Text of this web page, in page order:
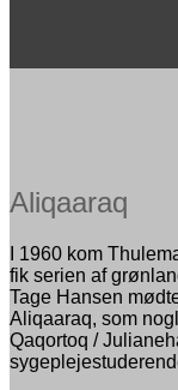
Aliqaaraq
I 1960 kom
fik serien af
Tage Hansen
Aliqaaraq, som
Qaqortoq /